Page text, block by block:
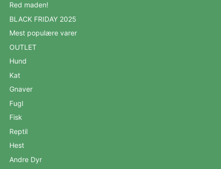
Red maden!
BLACK FRIDAY 2025
Mest populære varer
OUTLET
Hund
Kat
Gnaver
Fugl
Fisk
Reptil
Hest
Andre Dyr